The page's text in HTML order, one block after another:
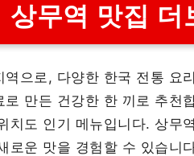
상무역 맛집 더
역으로, 다양한 한국 전통 요
로 만든 건강한 한 끼로 추천
치도 인기 메뉴입니다. 상무
로운 맛을 경험할 수 있습니